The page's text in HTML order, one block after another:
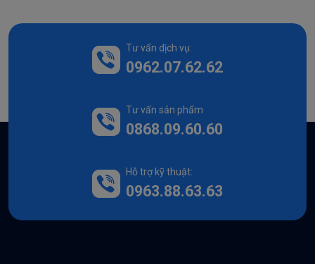
Tư vấn dịch vụ:
0962.07.62.62
Tư vấn sản phẩm
0868.09.60.60
Hỗ trợ kỹ thuật:
0963.88.63.63